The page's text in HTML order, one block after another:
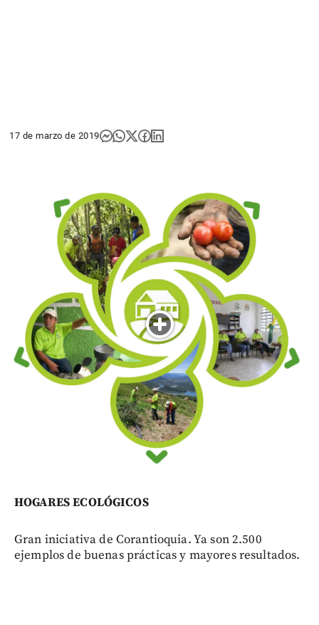
17 de marzo de 2019
HOGARES ECOLÓGICOS
Gran iniciativa de Corantioquia. Ya son 2.500
ejemplos de buenas prácticas y mayores resultados.